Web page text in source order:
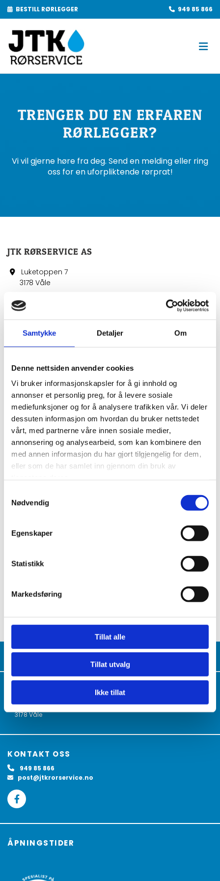
Samtykke Detaljer Om
Denne nettsiden anvender cookies
Vi bruker informasjonskapsler for å gi innhold og
annonser et personlig preg, for å levere sosiale
mediefunksjoner og for å analysere trafikken vår. Vi deler
dessuten informasjon om hvordan du bruker nettstedet
vårt, med partnerne våre innen sosiale medier,
annonsering og analysearbeid, som kan kombinere den
med annen informasjon du har gjort tilgjengelig for dem,
eller som de har samlet inn gjennom din bruk av
Nødvendig
Egenskaper
Statistikk
Markedsføring
Tillat alle
Tillat utvalg
Ikke tillat
 BESTILL RØRLEGGER  949 85 866
TRENGER DU EN ERFAREN
RØRLEGGER?
Vi vil gjerne høre fra deg. Send en melding eller ring
oss for en uforpliktende rørprat!
JTK RØRSERVICE AS

Luketoppen 7
3178 Våle
 949 85 866
post@jtkrorservice.no
NAVN*
TELEFON*
E-POST*
Luketoppen 7
3178 Våle
KONTAKT OSS
 949 85 866
 post@jtkrorservice.no
ÅPNINGSTIDER